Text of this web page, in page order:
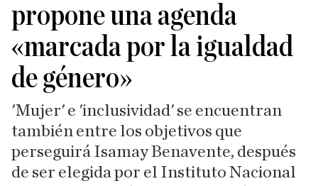
propone una agenda
«marcada por la igualdad
de género»
'Mujer' e 'inclusividad' se encuentran
también entre los objetivos que
perseguirá Isamay Benavente, después
de ser elegida por el Instituto Nacional